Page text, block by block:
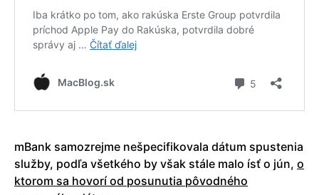
mBank samozrejme nešpecifikovala dátum spustenia
služby, podľa všetkého by však stále malo ísť o jún, o
ktorom sa hovorí od posunutia pôvodného